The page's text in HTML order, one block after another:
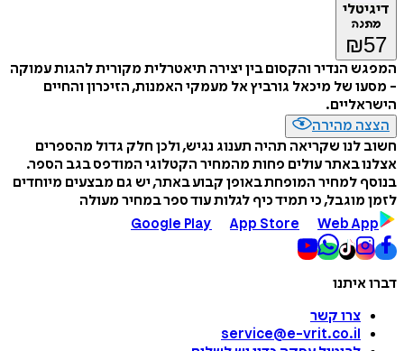
דיגיטלי
מתנה
₪57
המפגש הנדיר והקסום בין יצירה תיאטרלית מקורית להגות עמוקה
- מסעו של מיכאל גורביץ אל מעמקי האמנות, הזיכרון והחיים
הישראליים.
הצצה מהירה
חשוב לנו שקריאה תהיה תענוג נגיש, ולכן חלק גדול מהספרים
אצלנו באתר עולים פחות מהמחיר הקטלוגי המודפס בגב הספר.
בנוסף למחיר המופחת באופן קבוע באתר, יש גם מבצעים מיוחדים
לזמן מוגבל, כי תמיד כיף לגלות עוד ספר במחיר מעולה
Google Play
App Store Web App
דברו איתנו
צרו קשר
service@e-vrit.co.il